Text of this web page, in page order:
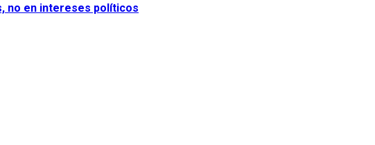
no en intereses políticos